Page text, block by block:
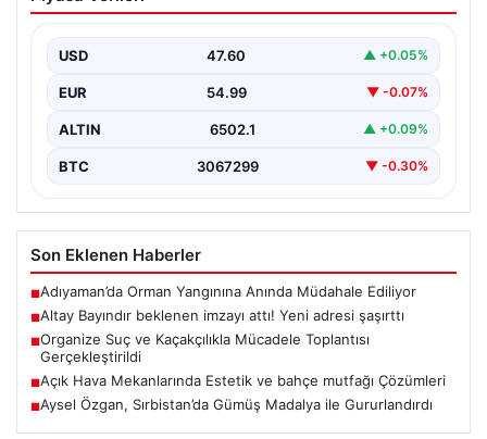
USD 47.60 ▲ +0.05%
EUR 54.99 ▼ -0.07%
ALTIN 6502.1 ▲ +0.09%
BTC 3067299 ▼ -0.30%
Son Eklenen Haberler
■Adıyaman’da Orman Yangınına Anında Müdahale Ediliyor
■Altay Bayındır beklenen imzayı attı! Yeni adresi şaşırttı
■Organize Suç ve Kaçakçılıkla Mücadele Toplantısı
Gerçekleştirildi
■Açık Hava Mekanlarında Estetik ve bahçe mutfağı Çözümleri
■Aysel Özgan, Sırbistan’da Gümüş Madalya ile Gururlandırdı